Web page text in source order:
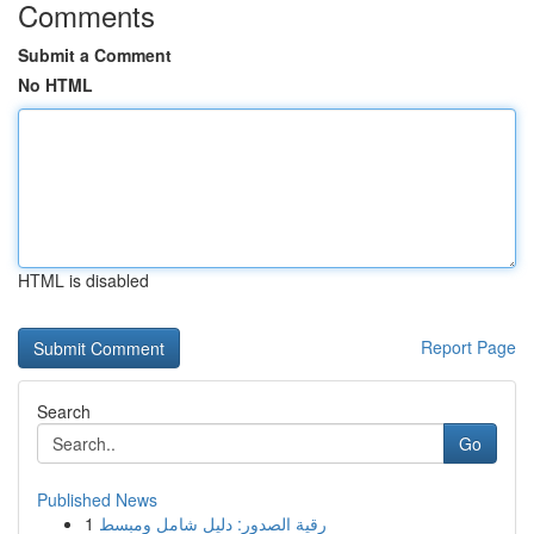
Comments
Submit a Comment
No HTML
HTML is disabled
Report Page
Search
Go
Published News
1 رقية الصدور: دليل شامل ومبسط